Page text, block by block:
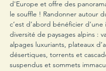
d'Europe et offre des
le souffle ! Randonner autour
c’est d’abord bénéficier d’une
diversité de paysages alpins :
alpages luxuriants, plateaux
désertiques, torrents et
suspendus et sommets